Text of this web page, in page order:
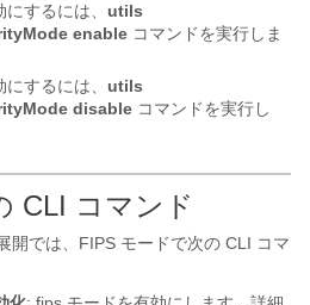
するには、 utils
enable コマンドを実行しま
するには、 utils
disable コマンドを実行し
CLI コマンド
開では、FIPS モードで次の CLI コマ